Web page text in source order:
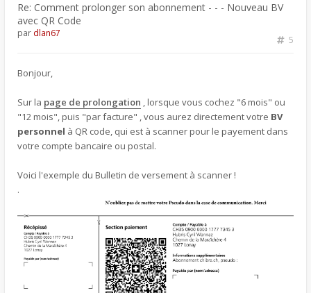
Re: Comment prolonger son abonnement - - - Nouveau BV
avec QR Code
5
par dlan67
Bonjour,
Sur la page de prolongation , lorsque vous cochez "6 mois" ou
"12 mois", puis "par facture" , vous aurez directement votre BV
personnel à QR code, qui est à scanner pour le payement dans
votre compte bancaire ou postal.
Voici l'exemple du Bulletin de versement à scanner !
.